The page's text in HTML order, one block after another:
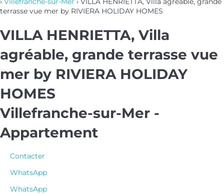
terrasse vue mer by RIVIERA HOLIDAY HOMES
VILLA HENRIETTA, Villa
agréable, grande terrasse vue
mer by RIVIERA HOLIDAY
HOMES
Villefranche-sur-Mer -
Appartement
Contacter
WhatsApp
WhatsApp